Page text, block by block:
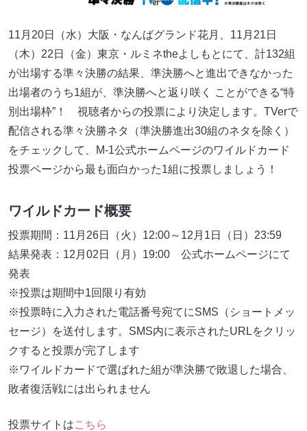
11月20日（水）大阪・なんばグランド花月、11月21日
（木）22日（金）東京・ルミネtheよしもとにて、計132組
が出場する準々決勝の結果、準決勝へと進出できなかった
出場者のうち1組が、準決勝へと返り咲く ことができる“特
別出場枠”！ 視聴者からの投票により決定します。TVerで
配信される準々決勝ネタ（準決勝進出30組のネタを除く）
をチェックして、M-1公式ホームページのワイルドカード
投票ページから最も面白かった1組に投票しましょう！
ワイルドカード概要
投票期間：11月26日（火）12:00～12月1日（日）23:59
結果発表：12月02日（月）19:00 公式ホームページにて
発表
※投票は期間中1回限り有効
※投票時に入力された電話番号宛てにSMS（ショートメッ
セージ）を送付します。SMS内に表示されたURLをクリッ
クすると投票が完了します
※ワイルドカードで選ばれた組が準決勝で敗退した場合、
敗者復活戦には出られません
投票サイトはこちら